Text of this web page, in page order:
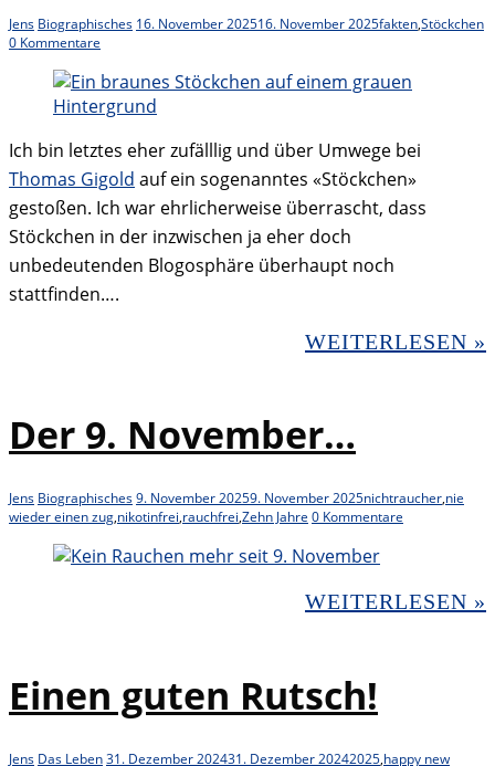
Jens Biographisches 16. November 202516. November 2025fakten,Stöckchen
0 Kommentare
Ich bin letztes eher zufälllig und über Umwege bei
Thomas Gigold auf ein sogenanntes «Stöckchen»
gestoßen. Ich war ehrlicherweise überrascht, dass
Stöckchen in der inzwischen ja eher doch
unbedeutenden Blogosphäre überhaupt noch
stattfinden….
WEITERLESEN »
Der 9. November…
Jens Biographisches9. November 20259. November 2025nichtraucher,nie
wieder einen zug,nikotinfrei,rauchfrei,Zehn Jahre 0 Kommentare
WEITERLESEN »
Einen guten Rutsch!
Jens Das Leben31. Dezember 202431. Dezember 20242025,happy new